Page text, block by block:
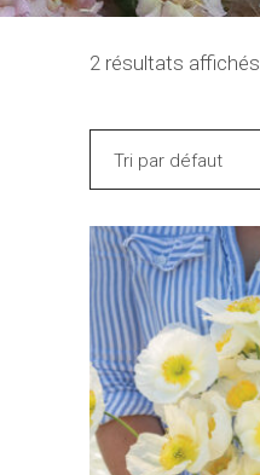
2 résultats affichés
Tri par défaut